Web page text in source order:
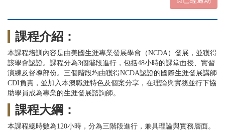
課程介紹：
本課程培訓內容是由美國生涯專業發展學會（NCDA）發展，並獲得
該學會認證。課程分為3個階段進行，包括48小時的課堂面授、實習
演練及督導部份。三個階段均由獲得NCDA認證的國際生涯發展講師
CDI負責，並加入本澳職涯特色及個案分享，在理論與實務並行下協
助學員成為專業的生涯發展諮詢師。
課程大綱：
本課程總時數為120小時，分為三階段進行，兼具理論與實務層面。